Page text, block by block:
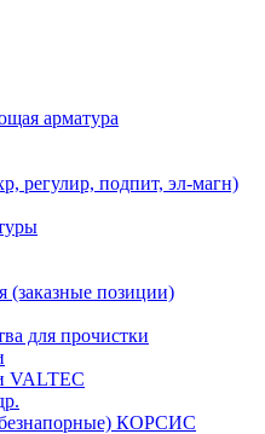
арматура
регулир, подпит, эл-магн)
(заказные позиции)
для прочистки
VALTEC
КОРСИС